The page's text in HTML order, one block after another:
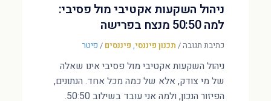
ניהול השקעות אקטיבי מול פסיבי:
למה 50:50 מנצח בפרישה
כתיבת תגובה/ תכנון פיננסי, פיננסים / פיטר
ניהול השקעות אקטיבי מול פסיבי אינו שאלה
של מי צודק, אלא של כמה מכל אחד. הנתונים,
הפיזור הנכון, ולמה אני עובד בשילוב 50:50.